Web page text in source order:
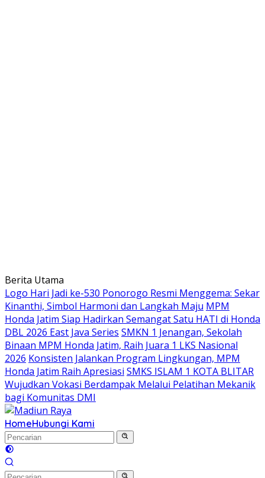
Langsung
ke
konten
Berita Utama
Logo Hari Jadi ke-530 Ponorogo Resmi Menggema: Sekar
Kinanthi, Simbol Harmoni dan Langkah Maju MPM
Honda Jatim Siap Hadirkan Semangat Satu HATI di Honda
DBL 2026 East Java Series SMKN 1 Jenangan, Sekolah
Binaan MPM Honda Jatim, Raih Juara 1 LKS Nasional
2026 Konsisten Jalankan Program Lingkungan, MPM
Honda Jatim Raih Apresiasi SMKS ISLAM 1 KOTA BLITAR
Wujudkan Vokasi Berdampak Melalui Pelatihan Mekanik
bagi Komunitas DMI
HomeHubungi Kami